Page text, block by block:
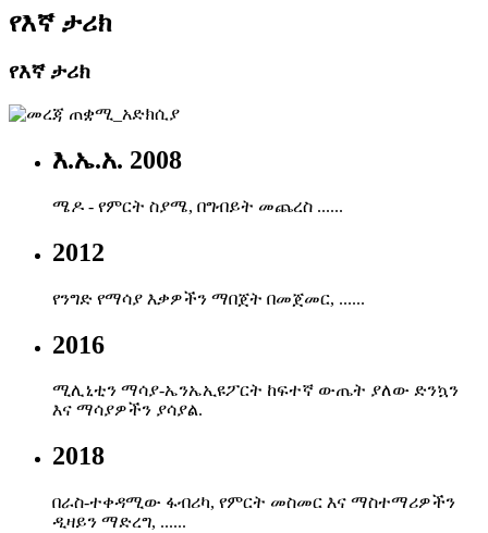
የእኛ ታሪክ
የእኛ ታሪክ
እ.ኤ.አ. 2008
ሜዶ - የምርት ስያሜ, በግብይት መጨረስ ......
2012
የንግድ የማሳያ እቃዎችን ማበጀት በመጀመር, ......
2016
ሚሊኒቲን ማሳያ-ኤንኤኢዩፖርት ከፍተኛ ውጤት ያለው ድንኳን
እና ማሳያዎችን ያሳያል.
2018
በራስ-ተቀዳሚው ፋብሪካ, የምርት መስመር እና ማስተማሪዎችን
ዲዛይን ማድረግ, ......